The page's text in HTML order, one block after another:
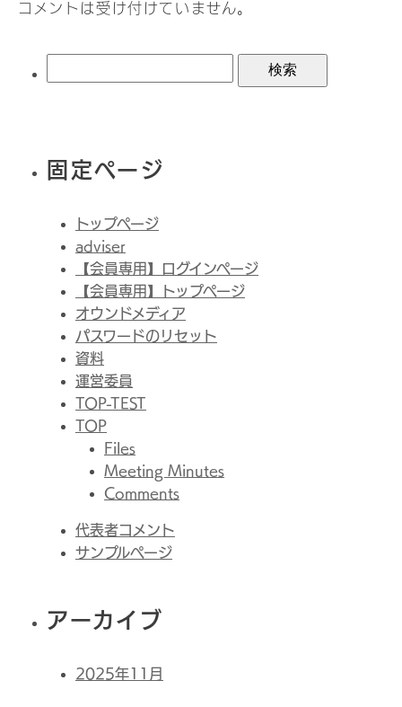
コメントは受け付けていません。
固定ページ
トップページ
adviser
【会員専用】ログインページ
【会員専用】トップページ
オウンドメディア
パスワードのリセット
資料
運営委員
TOP-TEST
TOP
Files
Meeting Minutes
Comments
代表者コメント
サンプルページ
アーカイブ
2025年11月